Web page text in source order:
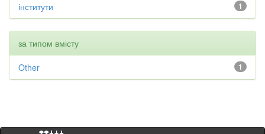
1
інститути
за типом вмісту
1
Other